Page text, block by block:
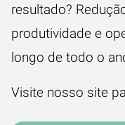
resultado?
produtividade e
longo de todo o
Visite nosso site